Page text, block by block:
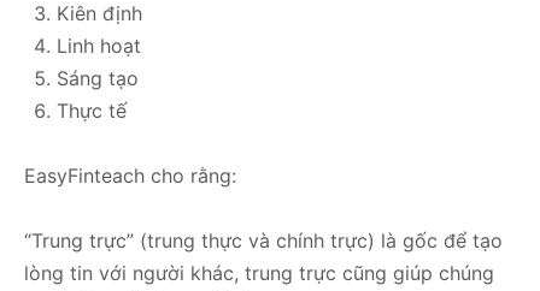
Kiên định
Linh hoạt
Sáng tạo
Thực tế
EasyFinteach cho rằng:
“Trung trực” (trung thực và chính trực) là gốc để tạo
lòng tin với người khác, trung trực cũng giúp chúng